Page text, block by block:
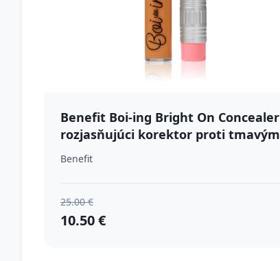
Benefit Boi-ing Bright On Concealer
rozjasňujúci korektor proti tmavým
kruhom odtieň Walnut (Deep Tan-
Benefit
25.00 €
10.50 €